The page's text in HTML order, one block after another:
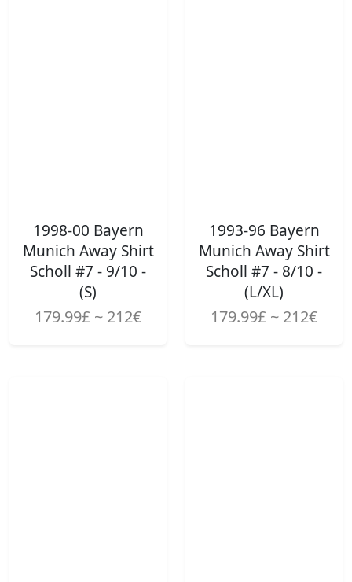
1998-00 Bayern
Munich Away Shirt
Scholl #7 - 9/10 -
(S)
179.99£ ~ 212€
1993-96 Bayern
Munich Away Shirt
Scholl #7 - 8/10 -
(L/XL)
179.99£ ~ 212€